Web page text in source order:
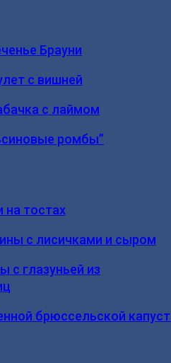
Брауни
с вишней
с лаймом
ромбы”
на тостах
с лисичками и сыром
с глазуньей из
брюссельской